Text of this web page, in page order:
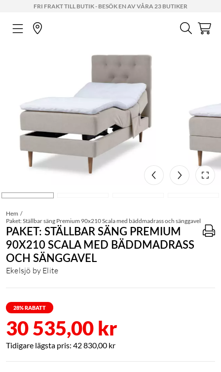
FRI FRAKT TILL BUTIK - BESÖK EN AV VÅRA 23 BUTIKER
Hem
Paket: Ställbar säng Premium 90x210 Scala med bäddmadrass och sänggavel
PAKET: STÄLLBAR SÄNG PREMIUM
90X210 SCALA MED BÄDDMADRASS
OCH SÄNGGAVEL
Ekelsjö by Elite
28% RABATT
30 535,00 kr
42 830,00 kr